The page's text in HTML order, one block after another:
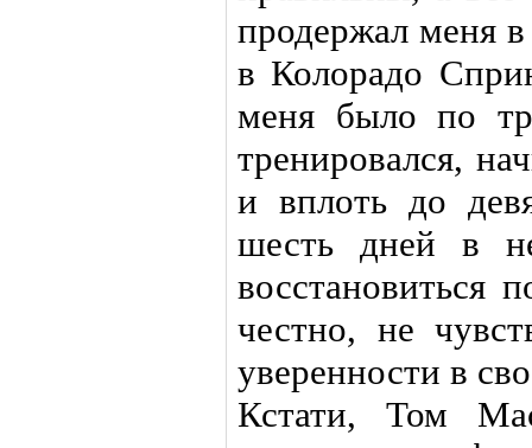
продержал меня
в Колорадо
меня было по
тренировался,
и вплоть до
шесть дней в
восстановиться
честно, не
уверенности в
Кстати, Том